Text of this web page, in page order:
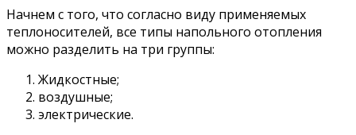
Начнем с того, что согласно виду применяемых
теплоносителей, все типы напольного отопления
можно разделить на три группы:
Жидкостные;
воздушные;
электрические.